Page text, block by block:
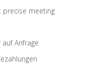
precise meeting
Anfrage